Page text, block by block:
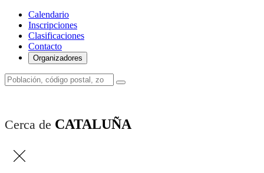
Calendario
Inscripciones
Clasificaciones
Contacto
Organizadores
Cerca de CATALUÑA